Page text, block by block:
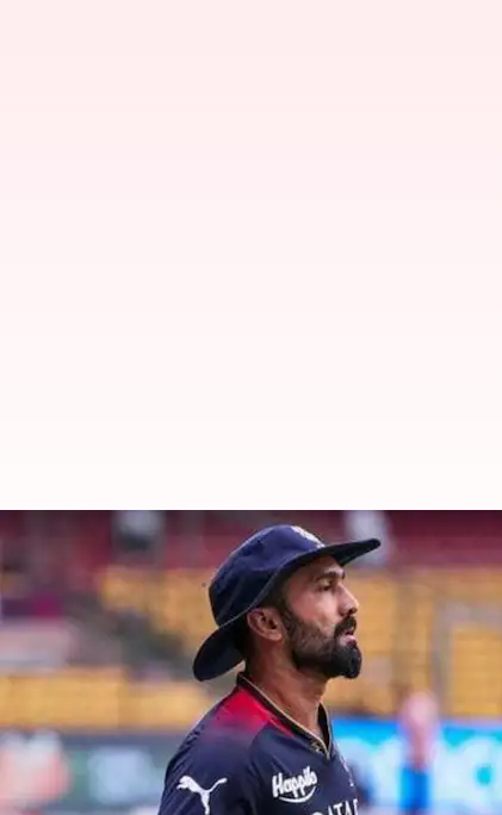
ఆర్సీబీ ఫ్లే ఆఫ్స్ కి
Jayachandra Akuri May 22, 2023 04:47 pm
ఈ వార్తాకథనం ఏంటి
ఐపీఎల్ 2023 ఫ్లే ఆఫ్ రేసు నుంచిరాయల్ ఛాలెంజర్స్
పాయింట్ల పట్టికలో ఆరో స్థానంలో నిలిచిన ఈ జట్టు
198 పరుగుల లక్ష్యాన్ని కాపాడుకోవడంతో
మ్యాచ్ అనంతరం ఓటమికి గల కారణాలపై కెప్టెన్